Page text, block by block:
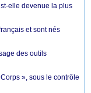
elle devenue la plus
et sont nés
des outils
», sous le contrôle